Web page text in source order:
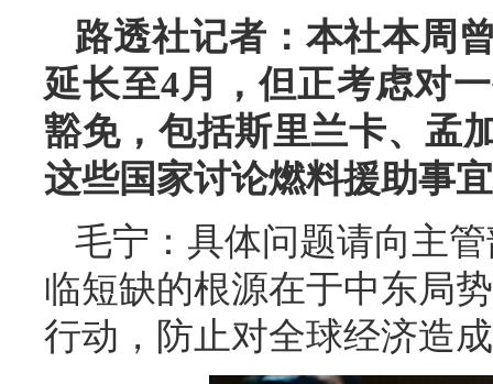
路透社记者：本社本周
延长至4月，但正考虑对
豁免，包括斯里兰卡、孟
这些国家讨论燃料援助事
毛宁：具体问题请向主
临短缺的根源在于中东局
行动，防止对全球经济造